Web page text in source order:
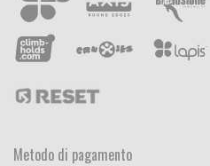
Metodo di pagamento